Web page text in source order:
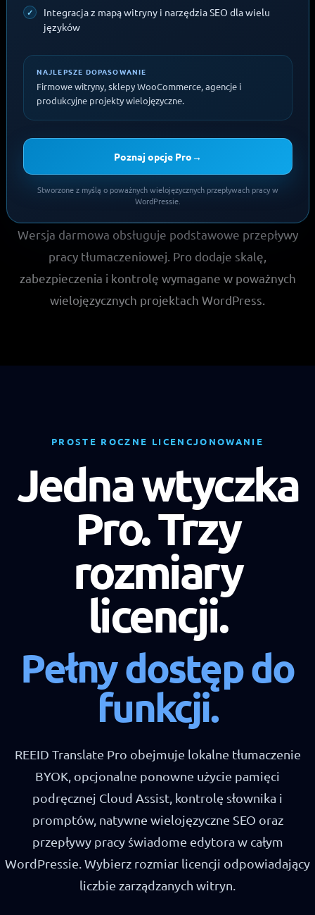
Integracja z mapą witryny i narzędzia SEO dla wielu
języków
NAJLEPSZE DOPASOWANIE
Firmowe witryny, sklepy WooCommerce, agencje i
produkcyjne projekty wielojęzyczne.
Poznaj opcje Pro→
Stworzone z myślą o poważnych wielojęzycznych przepływach pracy w
WordPressie.
Wersja darmowa obsługuje podstawowe przepływy
pracy tłumaczeniowej. Pro dodaje skalę,
zabezpieczenia i kontrolę wymagane w poważnych
wielojęzycznych projektach WordPress.
PROSTE ROCZNE LICENCJONOWANIE
Jedna wtyczka
Pro. Trzy
rozmiary
licencji.
Pełny dostęp do
funkcji.
REEID Translate Pro obejmuje lokalne tłumaczenie
BYOK, opcjonalne ponowne użycie pamięci
podręcznej Cloud Assist, kontrolę słownika i
promptów, natywne wielojęzyczne SEO oraz
przepływy pracy świadome edytora w całym
WordPressie. Wybierz rozmiar licencji odpowiadający
liczbie zarządzanych witryn.